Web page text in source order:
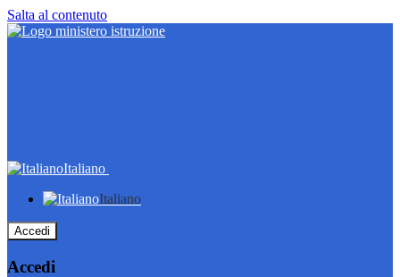
Salta al contenuto
Italiano
Italiano
Accedi
Accedi